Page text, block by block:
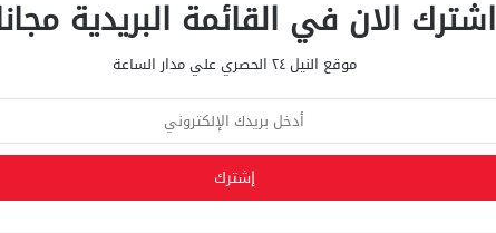
اشترك الان في القائمة البريدية
موقع النيل ٢٤ الحصري علي مدار الساعة